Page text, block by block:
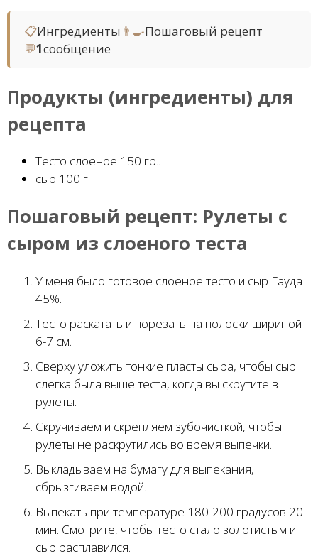
📋Ингредиенты 👨‍🍳Пошаговый рецепт
💬1сообщение
Продукты (ингредиенты) для
рецепта
Тесто слоеное 150 гр..
сыр 100 г.
Пошаговый рецепт: Рулеты с
сыром из слоеного теста
У меня было готовое слоеное тесто и сыр Гауда
45%.
Тесто раскатать и порезать на полоски шириной
6-7 см.
Сверху уложить тонкие пласты сыра, чтобы сыр
слегка была выше теста, когда вы скрутите в
рулеты.
Скручиваем и скрепляем зубочисткой, чтобы
рулеты не раскрутились во время выпечки.
Выкладываем на бумагу для выпекания,
сбрызгиваем водой.
Выпекать при температуре 180-200 градусов 20
мин. Смотрите, чтобы тесто стало золотистым и
сыр расплавился.